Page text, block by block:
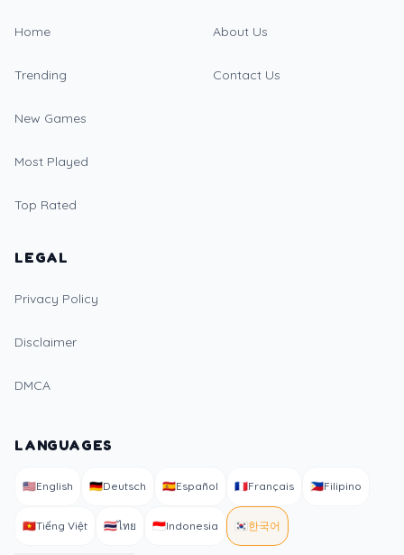
Home
Trending
New Games
Most Played
Top Rated
About Us
Contact Us
LEGAL
Privacy Policy
Disclaimer
DMCA
LANGUAGES
🇺🇸English 🇩🇪Deutsch 🇪🇸Español 🇫🇷Français 🇵🇭Filipino
🇻🇳Tiếng Việt 🇹🇭ไทย 🇮🇩Indonesia 🇰🇷 한국어